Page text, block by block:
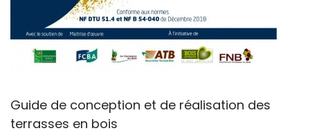
Guide de conception et de réalisation des
terrasses en bois